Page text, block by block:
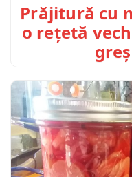
Prăjitură cu
o rețetă